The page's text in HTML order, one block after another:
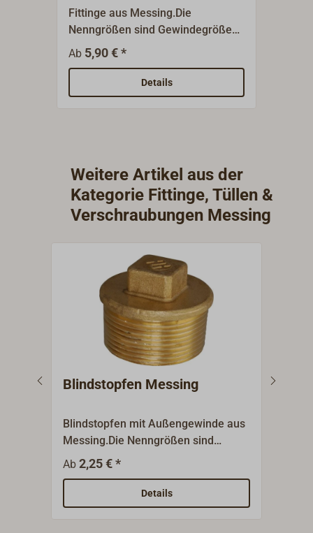
Fittinge aus Messing.Die
Nenngrößen sind Gewindegrößen
(BSP) und bezeichnen nicht den
Gewindedurchmesser!
Ab 5,90 € *
Details
Weitere Artikel aus der
Kategorie Fittinge, Tüllen &
Verschraubungen Messing
Blindstopfen Messing
Blindstopfen mit Außengewinde aus
Messing.Die Nenngrößen sind
Gewindegrößen (BSP) und
bezeichnen nicht den
Gewindedurchmesser.
Ab2,25 € *
Details